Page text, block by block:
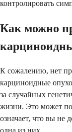
контролировать
Как можно
К сожалению, нет
карциноидные
за случайных
жизни. Это может
означает, что вы не
одна из них.